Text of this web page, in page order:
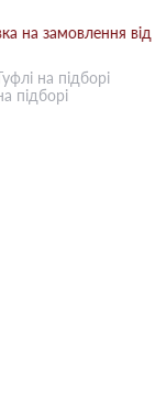
від
на підборі
підборі